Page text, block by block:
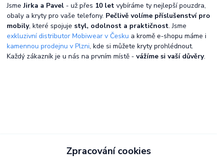
JsmeJirka a Pavel - už přes 10 let vybíráme ty nejlepší pouzdra,
obaly a kryty pro vaše telefony. Pečlivě volíme příslušenství pro
mobily, které spojuje styl, odolnost a praktičnost. Jsme
exkluzivní distributor Mobiwear v Česku a kromě e-shopu máme i
kamennou prodejnu v Plzni, kde si můžete kryty prohlédnout.
Každý zákazník je u nás na prvním místě - vážíme si vaší důvěry.
Zpracování cookies